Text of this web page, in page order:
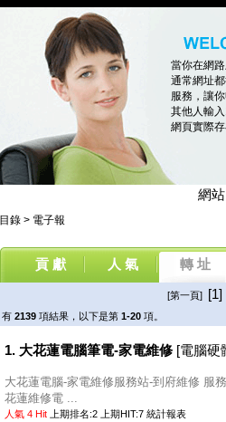
當你在網
通常網址
服務，讓
其他人輸
網頁實際存
網
目錄 > 電子報
貢 獻 人 氣 轉 址
[第一頁] [1]
有 2139 項結果，以下是第 1-20項。
1. 大花蓮電腦筆電-家電維修 [電腦硬
大花蓮電腦-家電維修服務站-到府維修 服
花蓮維修電 ...
人氣 4 Hit 上期排名:2 上期HIT:7 統計報表